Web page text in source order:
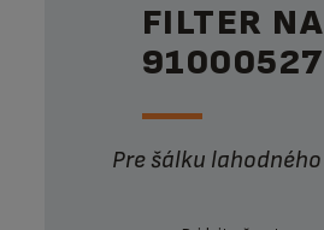
FILTER
Pre šálku